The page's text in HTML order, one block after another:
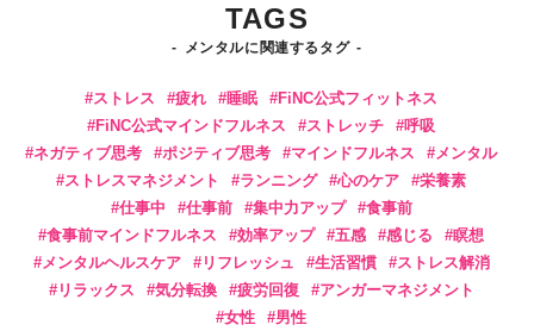
TAGS
メンタルに関連するタグ
ストレス 疲れ 睡眠
FiNC公式フィットネス
FiNC公式マインドフルネス
ストレッチ
呼吸
ネガティブ思考
ポジティブ思考 マインドフルネス
メンタル
ストレスマネジメント
ランニング 心のケア
栄養素
仕事中
仕事前 集中力アップ
食事前
食事前マインドフルネス
効率アップ 五感 感じる
瞑想
メンタルヘルスケア
リフレッシュ 生活習慣
ストレス解消
リラックス
気分転換 疲労回復
アンガーマネジメント
女性
男性